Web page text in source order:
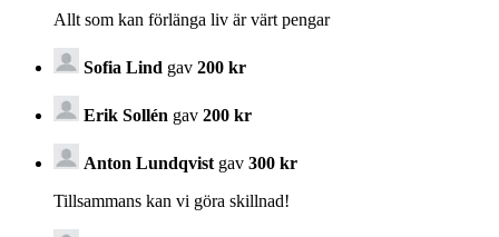
Allt som kan förlänga liv är värt pengar
Sofia Lind gav 200 kr
Erik Sollén gav 200 kr
Anton Lundqvist gav 300 kr
Tillsammans kan vi göra skillnad!